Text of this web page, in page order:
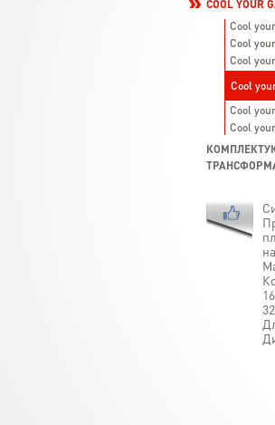
COOL YOUR
Cool
Cool
Cool
Cool
Cool
Cool